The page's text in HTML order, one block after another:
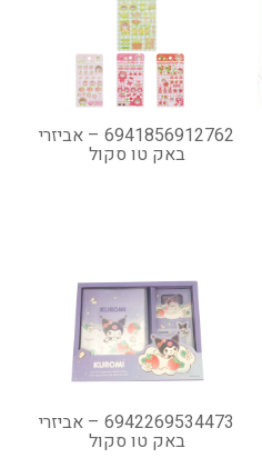
6941856912762 – אביזרי
באק טו סקול
6942269534473 – אביזרי
באק טו סקול